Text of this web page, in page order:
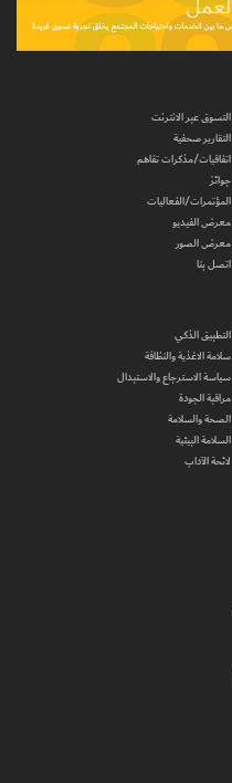
التسوق عبر الانترنت
التقارير صحفية
اتفاقيات/مذكرات تفاهم
جوائز
المؤتمرات/الفعاليات
معرض الفيديو
معرض الصور
اتصل بنا
التطبيق الذكي
سلامة الاغذية والنظافة
سياسة الاسترجاع والاستبدال
مراقبة الجودة
الصحة والسلامة
السلامة البيئية
لائحة الآداب